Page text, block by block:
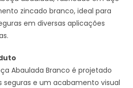
zincado branco, ideal para
em diversas aplicações
Abaulada Branco é projetado
seguras e um acabamento visual